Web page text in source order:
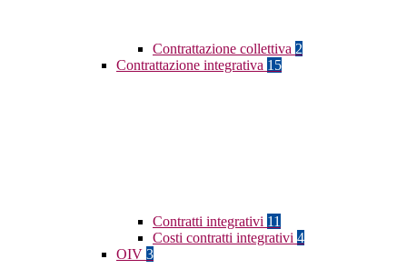
Contrattazione collettiva 2
Contrattazione integrativa 15
Contratti integrativi 11
Costi contratti integrativi 4
OIV 3